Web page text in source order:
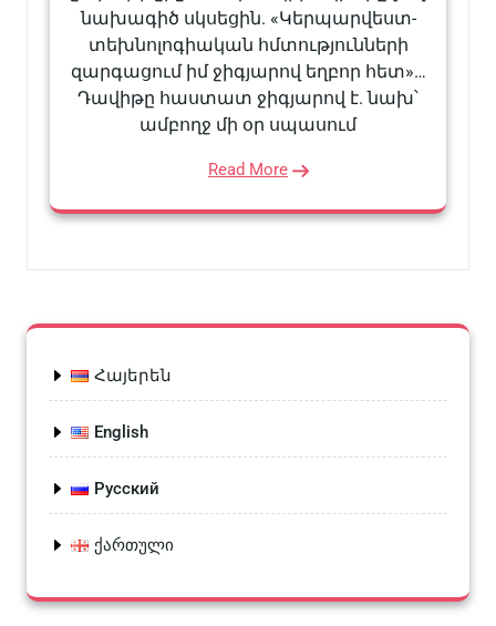
նախագիծ սկսեցին. «Կերպարվեստ-
տեխնոլոգիական հմտությունների
զարգացում իմ ջիգյարով եղբոր հետ»…
Դավիթը հաստատ ջիգյարով է. նախ՝
ամբողջ մի օր սպասում
Read More
Հայերեն
English
Русский
ქართული